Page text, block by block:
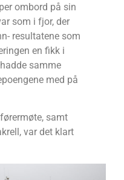
ombord på sin
som i fjor, der
resultatene som
en fikk i
samme
med på
samt
var det klart